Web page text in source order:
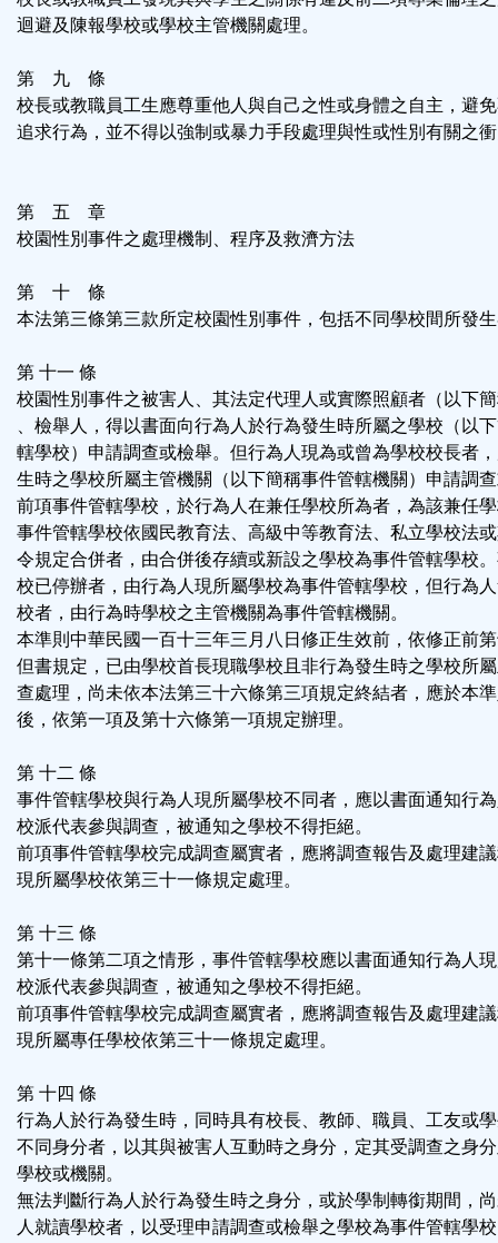
迴避及陳報學校或學校主管機關處理。
第 九 條
校長或教職員工生應尊重他人與自己之性或身體之自主，避
追求行為，並不得以強制或暴力手段處理與性或性別有關之
第 五 章
校園性別事件之處理機制、程序及救濟方法
第 十 條
本法第三條第三款所定校園性別事件，包括不同學校間所發
第 十一 條
校園性別事件之被害人、其法定代理人或實際照顧者（以下
、檢舉人，得以書面向行為人於行為發生時所屬之學校（以
轄學校）申請調查或檢舉。但行為人現為或曾為學校校長者
生時之學校所屬主管機關（以下簡稱事件管轄機關）申請調
前項事件管轄學校，於行為人在兼任學校所為者，為該兼任
事件管轄學校依國民教育法、高級中等教育法、私立學校法
令規定合併者，由合併後存續或新設之學校為事件管轄學校
校已停辦者，由行為人現所屬學校為事件管轄學校，但行為
校者，由行為時學校之主管機關為事件管轄機關。
本準則中華民國一百十三年三月八日修正生效前，依修正前
但書規定，已由學校首長現職學校且非行為發生時之學校所
查處理，尚未依本法第三十六條第三項規定終結者，應於本
後，依第一項及第十六條第一項規定辦理。
第 十二 條
事件管轄學校與行為人現所屬學校不同者，應以書面通知行
校派代表參與調查，被通知之學校不得拒絕。
前項事件管轄學校完成調查屬實者，應將調查報告及處理建
現所屬學校依第三十一條規定處理。
第 十三 條
第十一條第二項之情形，事件管轄學校應以書面通知行為人
校派代表參與調查，被通知之學校不得拒絕。
前項事件管轄學校完成調查屬實者，應將調查報告及處理建
現所屬專任學校依第三十一條規定處理。
第 十四 條
行為人於行為發生時，同時具有校長、教師、職員、工友或
不同身分者，以其與被害人互動時之身分，定其受調查之身
學校或機關。
無法判斷行為人於行為發生時之身分，或於學制轉銜期間，
人就讀學校者，以受理申請調查或檢舉之學校為事件管轄學